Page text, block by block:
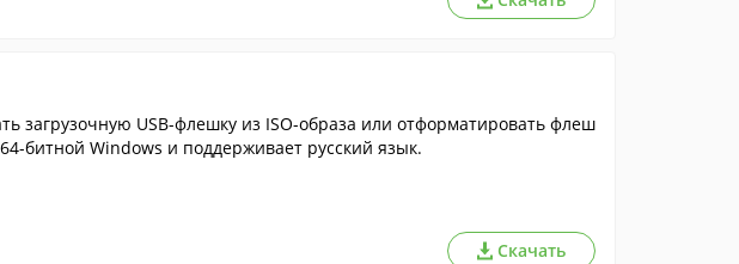
загрузочную USB-флешку из ISO-образа или отформатировать флеш
битной Windows и поддерживает русский язык.
Скачать